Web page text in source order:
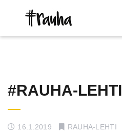
#RAUHA-LEHTI
16.1.2019 RAUHA-LEHTI